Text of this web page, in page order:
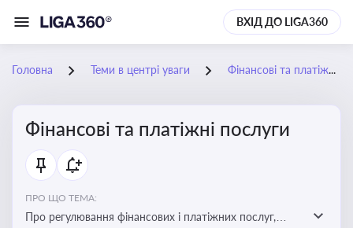
ВХІД ДО LIGA360
Головна Теми в центрі уваги Фінансові та платіжні послуги
Фінансові та платіжні послуги
ПРО ЩО ТЕМА:
Про регулювання фінансових і платіжних послуг,